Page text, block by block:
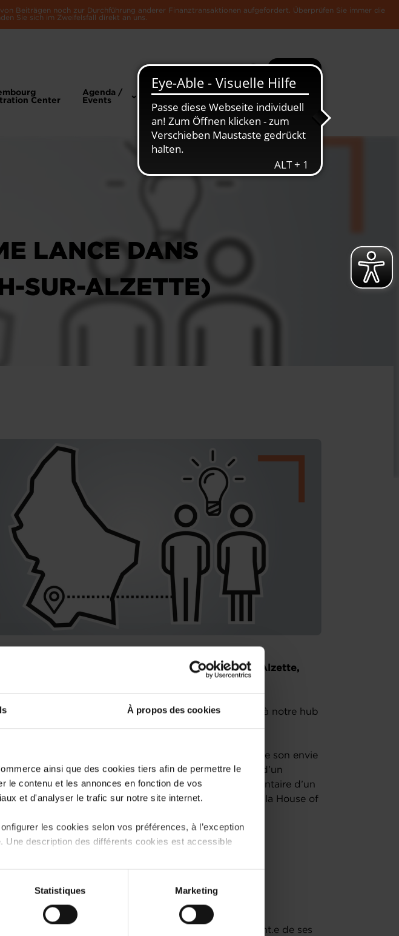
À propos des cookies
ainsi que des cookies tiers afin de permettre le
le contenu et les annonces en fonction de vos
et d'analyser le trafic sur notre site internet.
les cookies selon vos préférences, à l’exception
description des différents cookies est accessible
(ex : lecture de vidéos, partage sur les réseaux
de l’affichage du site) peuvent être affectées en
Statistiques Marketing
Beiträgen noch zur Durchführung anderer Finanztransaktionen aufgefordert. Überprüfen Sie immer die
Sie sich im Zweifelsfall direkt an uns.
Suche Mehr
Center
Agenda /
Events
News &
Die Luxemburger
LANCE DANS
SUR-ALZETTE)
aura lieu à l'Escher Infofabrik, située au 85 Rue de l'Alzette,
créateur d’entreprise ? Vous souhaitez nous rencontrer à notre hub
pour un atelier d’1h15, qui sera axé sur la validation de son envie
et sur la compréhension de la réalité et de la logique d’un
en plus de donner un bref aperçu du parcours réglementaire d’un
ainsi que des services et programmes gratuits de la House of
abordées:
raisons d’entreprendre
sans être un super-héros, mais en étant conscient.e de ses